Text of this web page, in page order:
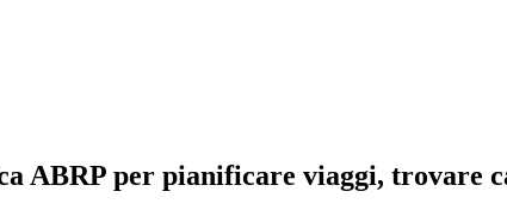
ABRP per pianificare viaggi, trovare